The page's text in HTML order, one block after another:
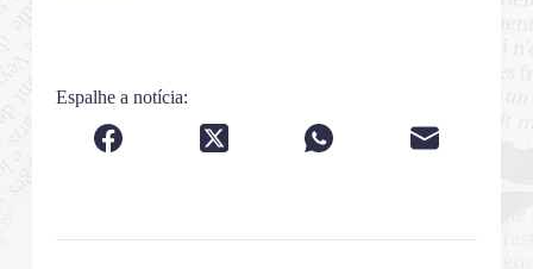
Espalhe a notícia: